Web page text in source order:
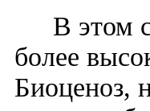
В этом
более
Биоценоз,